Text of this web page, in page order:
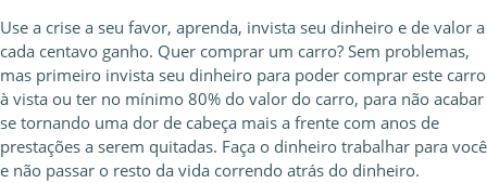
Use a crise a seu favor, aprenda, invista seu dinheiro e de valor a
cada centavo ganho. Quer comprar um carro? Sem problemas,
mas primeiro invista seu dinheiro para poder comprar este carro
à vista ou ter no mínimo 80% do valor do carro, para não acabar
se tornando uma dor de cabeça mais a frente com anos de
prestações a serem quitadas. Faça o dinheiro trabalhar para você
e não passar o resto da vida correndo atrás do dinheiro.